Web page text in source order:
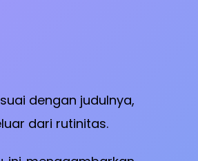
dengan judulnya,
dari rutinitas.